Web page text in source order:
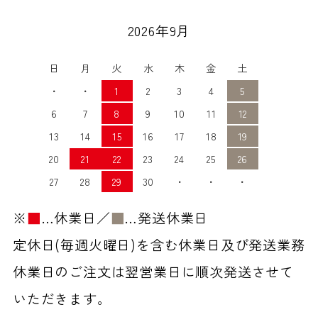
2026年9月
日 月 火 水 木 金
土
・
・ 1 2 3 4
5
6
7 8 9 10 11
12
13
14 15 16 17 18
19
20
21 22 23 24 25
26
27
28 29 30 ・ ・ ・
※■…休業日／■…発送休業日
定休日(毎週火曜日)を含む休業日及び発送業務
休業日のご注文は翌営業日に順次発送させて
いただきます。